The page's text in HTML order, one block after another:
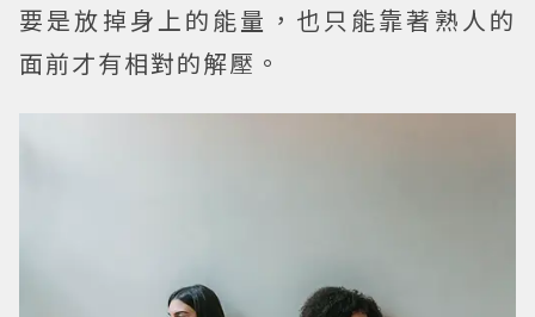
要是放掉身上的能量，也只能靠著熟人的
面前才有相對的解壓。